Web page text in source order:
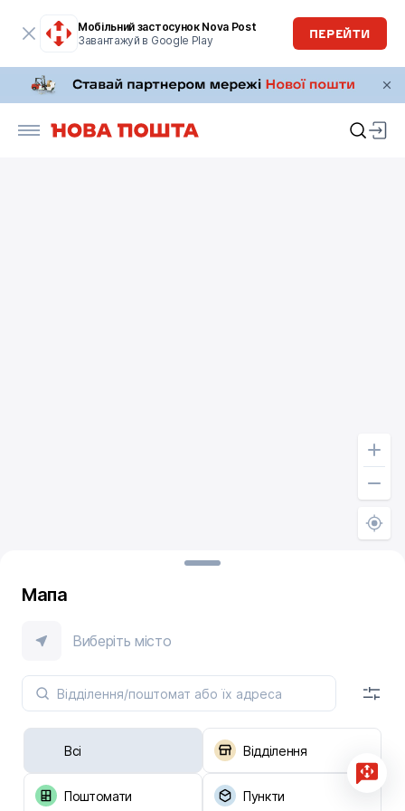
Мобільний застосунок Nova Post
Завантажуй в Google Play
ПЕРЕЙТИ
Мапа
Виберіть місто
Всі Відділення
Поштомати Пункти